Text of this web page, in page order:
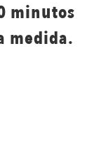
minutos
medida.